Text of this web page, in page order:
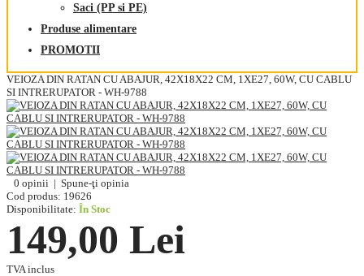
Saci (PP si PE)
Produse alimentare
PROMOTII
VEIOZA DIN RATAN CU ABAJUR, 42X18X22 CM, 1XE27, 60W, CU CABLU
SI INTRERUPATOR - WH-9788
0 opinii | Spune-ţi opinia
Cod produs: 19626
Disponibilitate: În Stoc
149,00 Lei
TVA inclus